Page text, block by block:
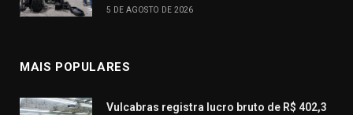
5 DE AGOSTO DE 2026
MAIS POPULARES
Vulcabras registra lucro bruto de R$ 402,3